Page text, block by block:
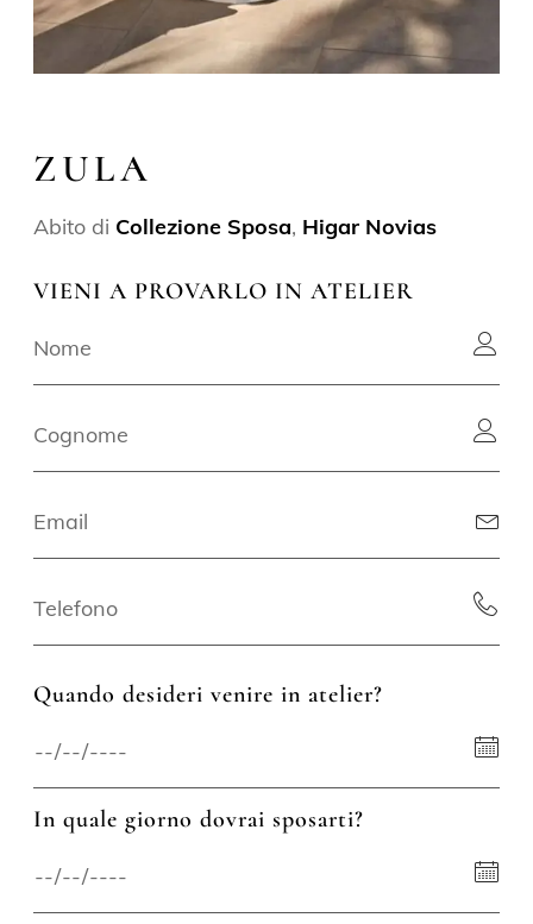
ZULA
Abito di Collezione Sposa, Higar Novias
VIENI A PROVARLO IN ATELIER
Quando desideri venire in atelier?
In quale giorno dovrai sposarti?